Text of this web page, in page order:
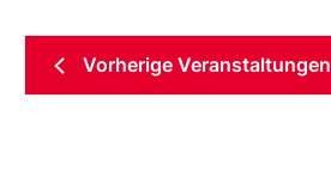
Vorherige Veranstaltungen